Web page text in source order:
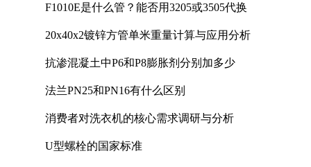
F1010E是什么管？能否用3205或3505代换
20x40x2镀锌方管单米重量计算与应用分析
抗渗混凝土中P6和P8膨胀剂分别加多少
法兰PN25和PN16有什么区别
消费者对洗衣机的核心需求调研与分析
U型螺栓的国家标准